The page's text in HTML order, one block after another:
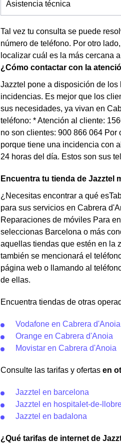
Asistencia técnica
Tal vez tu consulta se puede
número de teléfono. Por otro
localizar cuál es la más cercana
¿Cómo contactar con la
Jazztel pone a disposición de
incidencias. Es mejor que los
sus necesidades, ya vivan en
teléfono: * Atención al cliente:
no son clientes: 900 866 064 Por
porque tiene una incidencia con
24 horas del día. Estos son sus
Encuentra tu tienda de Jazztel
¿Necesitas encontrar a qué
para sus servicios en Cabrera
Reparaciones de móviles Para
seleccionas Barcelona o más
aquellas tiendas que estén en la
también se mencionará el
página web o llamando al
de ellas.
Encuentra tiendas de otras
Vodafone en Cabrera d'Anoia
Orange en Cabrera d'Anoia
Movistar en Cabrera d'Anoia
Consulte las tarifas y ofertas en
Jazztel en barcelona
Jazztel en hospitalet-de-
Jazztel en badalona
¿Qué tarifas de internet de